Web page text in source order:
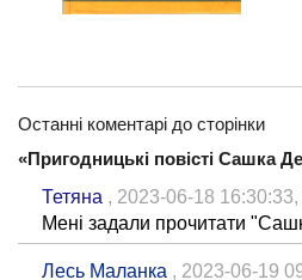
Останні коментарі до сторінки
«Пригодницькі повісті Сашка
Тетяна , 2023-06-18 16:30:33,
Мені задали прочитати
Лесь Маланка , 2023-06-19